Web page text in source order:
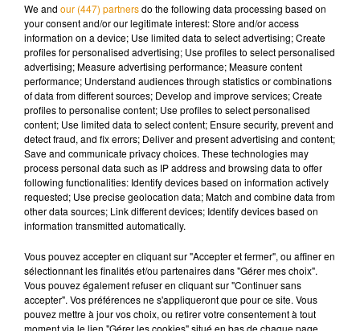
Un élément écologique ressort aussi de cette étude : un
français sur deux souhaiterait choisir un cercueil éco-certifié
ou une urne biodégradable.
Musique
6 août 2026
Pomme emprunte le décor de l’émission
« Loups Garous » pour son...
6 août 2026
La version réécrite de « Beautiful Day »
interprétée lors des...
We and our (447) partnersdo the following data processing based on
your consent and/or our legitimate interest: Store and/or access
information on a device; Use limited data to select advertising; Create
profiles for personalised advertising; Use profiles to select personalised
advertising; Measure advertising performance; Measure content
performance; Understand audiences through statistics or combinations
of data from different sources; Develop and improve services; Create
profiles to personalise content; Use profiles to select personalised
content; Use limited data to select content; Ensure security, prevent and
detect fraud, and fix errors; Deliver and present advertising and content;
Save and communicate privacy choices. These technologies may
process personal data such as IP address and browsing data to offer
following functionalities: Identify devices based on information actively
requested; Use precise geolocation data; Match and combine data from
other data sources; Link different devices; Identify devices based on
information transmitted automatically.
Vous pouvez accepter en cliquant sur "Accepter et fermer", ou affiner en
sélectionnant les finalités et/ou partenaires dans "Gérer mes choix".
Vous pouvez également refuser en cliquant sur "Continuer sans
accepter". Vos préférences ne s'appliqueront que pour ce site. Vous
pouvez mettre à jour vos choix, ou retirer votre consentement à tout
moment via le lien "Gérer les cookies" situé en bas de chaque page.